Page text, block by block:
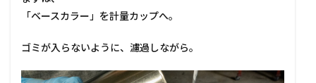
「ベースカラー」を計量カップへ。
ゴミが入らないように、濾過しながら。